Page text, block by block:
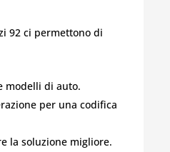
92 ci permettono di
modelli di auto.
per una codifica
la soluzione migliore.